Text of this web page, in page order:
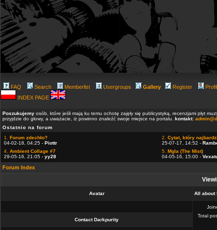
FAQ Search Memberlist Usergroups Gallery Register
INDEX PAGE
Poszukujemy osób, które jeśli mają ku temu ochotę zajęły się publicystyką, recenzjami płyt
przyjdzie do głowy, a uważacie, iż powinno znaleźć swoje miejsce na portalu. kontakt:
Ostatnio na forum
1. Forum zdechło?
04-02-18, 04:25 - Piottr
2. Cytat, który
25-07-17, 14:52 -
4. Ambient Collage #7
29-05-16, 21:05 - yy28
5. Mgla (The Mist)
04-05-16, 15:00 -
Forum Index
Avatar All about
Total
Contact Darkpurity